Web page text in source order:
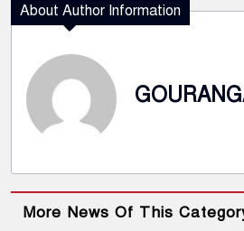
About Author Information
More News Of This